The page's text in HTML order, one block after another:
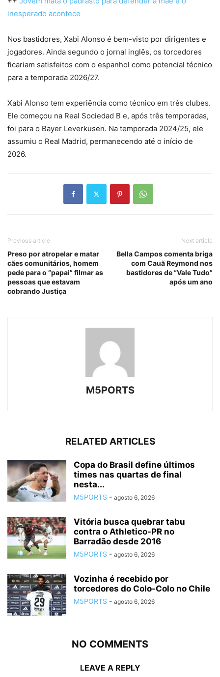
inesperado acontece
Nos bastidores, Xabi Alonso é bem-visto por dirigentes e
jogadores. Ainda segundo o jornal inglês, os torcedores
ficariam satisfeitos com o espanhol como potencial técnico
para a temporada 2026/27.
Xabi Alonso tem experiência como técnico em três clubes.
Ele começou na Real Sociedad B e, após três temporadas,
foi para o Bayer Leverkusen. Na temporada 2024/25, ele
assumiu o Real Madrid, permanecendo até o início de
2026.
Previous article
Preso por atropelar e matar
cães comunitários, homem
pede para o “papai” filmar as
pessoas que estavam
cobrando Justiça
Next article
Bella Campos comenta briga
com Cauã Reymond nos
bastidores de “Vale Tudo”
após um ano
M5PORTS
RELATED ARTICLES
Copa do Brasil define últimos
times nas quartas de final
nesta...
M5PORTS - agosto 6, 2026
Vitória busca quebrar tabu
contra o Athletico-PR no
Barradão desde 2016
M5PORTS - agosto 6, 2026
Vozinha é recebido por
torcedores do Colo-Colo no Chile
M5PORTS - agosto 6, 2026
NO COMMENTS
LEAVE A REPLY